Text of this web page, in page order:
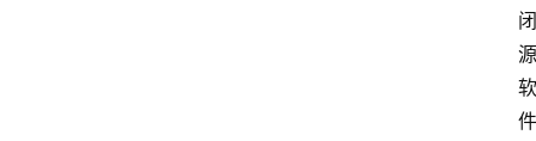
闭
源
软
件